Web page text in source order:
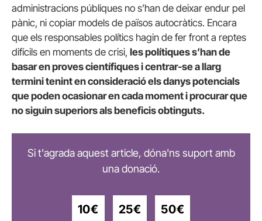
administracions públiques no s’han de deixar endur pel
pànic, ni copiar models de països autocràtics. Encara
que els responsables polítics hagin de fer front a reptes
difícils en moments de crisi, les polítiques s’han de
basar en proves científiques i centrar-se a llarg
termini tenint en consideració els danys potencials
que poden ocasionar en cada moment i procurar que
no siguin superiors als beneficis obtinguts.
Si t'agrada aquest article, dóna'ns suport amb
una donació.
10€ 25€ 50€